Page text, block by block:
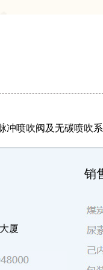
冲喷吹阀及无碳喷吹
厦
销